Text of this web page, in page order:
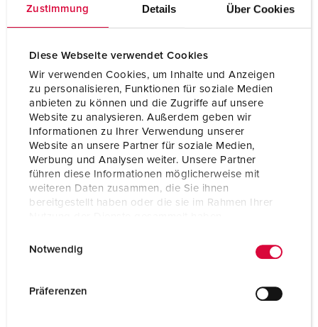
Zustimmung Details Über Cookies
Diese Webseite verwendet Cookies
Wir verwenden Cookies, um Inhalte und Anzeigen
zu personalisieren, Funktionen für soziale Medien
anbieten zu können und die Zugriffe auf unsere
Website zu analysieren. Außerdem geben wir
Informationen zu Ihrer Verwendung unserer
Website an unsere Partner für soziale Medien,
Werbung und Analysen weiter. Unsere Partner
führen diese Informationen möglicherweise mit
weiteren Daten zusammen, die Sie ihnen
bereitgestellt haben oder die sie im Rahmen Ihrer
Notwendig
Präferenzen
Gewicht 3774 g
Combinatie uit voorraad B